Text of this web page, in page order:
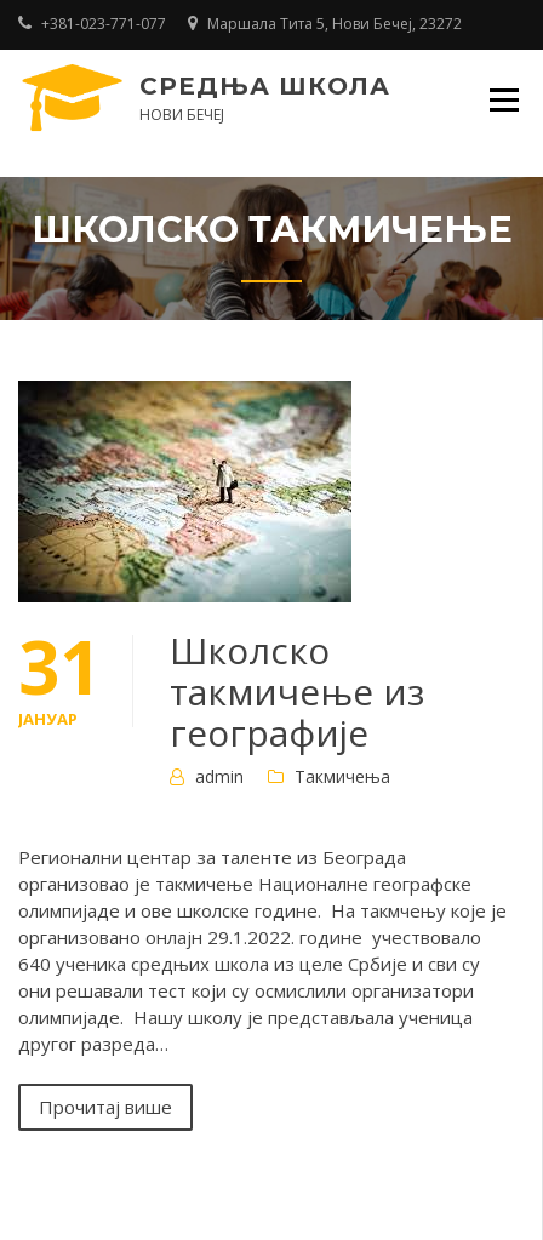
Skip
content
+381-023-771-077 Маршала Тита 5, Нови Бечеј, 23272
СРЕДЊА ШКОЛА
НОВИ БЕЧЕЈ
ШКОЛСКО ТАКМИЧЕЊЕ
31
ЈАНУАР
Школско
такмичење из
географије
admin Такмичења
Регионални центар за таленте из Београда
организовао је такмичење Националне географске
олимпијаде и ове школске године. На такмчењу које је
организовано онлајн 29.1.2022. године учествовало
640 ученика средњих школа из целе Србије и сви су
они решавали тест који су осмислили организатори
олимпијаде. Нашу школу је представљала ученица
другог разреда…
Прочитај више